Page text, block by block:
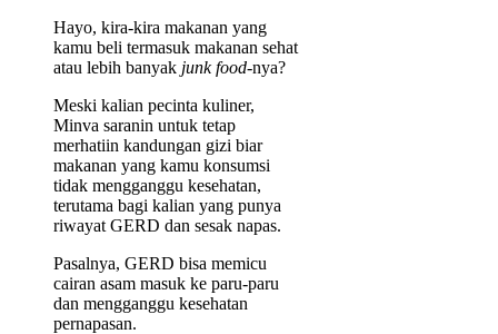
Hayo, kira-kira makanan yang
kamu beli termasuk makanan sehat
atau lebih banyak junk food-nya?
Meski kalian pecinta kuliner,
Minva saranin untuk tetap
merhatiin kandungan gizi biar
makanan yang kamu konsumsi
tidak mengganggu kesehatan,
terutama bagi kalian yang punya
riwayat GERD dan sesak napas.
Pasalnya, GERD bisa memicu
cairan asam masuk ke paru-paru
dan mengganggu kesehatan
pernapasan.